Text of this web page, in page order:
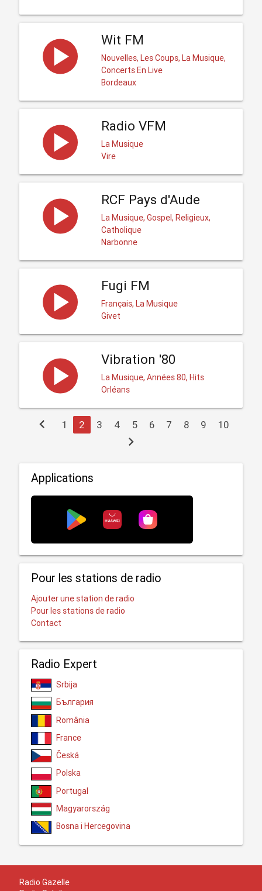
Wit FM
Nouvelles, Les Coups, La Musique,
Concerts En Live
Bordeaux
Radio VFM
La Musique
Vire
RCF Pays d'Aude
La Musique, Gospel, Religieux,
Catholique
Narbonne
Fugi FM
Français, La Musique
Givet
Vibration '80
La Musique, Années 80, Hits
Orléans
chevron_left 1 2 3 4 5 6 7 8 9 10
chevron_right
Applications
Pour les stations de radio
Ajouter une station de radio
Pour les stations de radio
Contact
Radio Expert
Srbija
България
România
France
Česká
Polska
Portugal
Magyarország
Bosna i Hercegovina
Radio Gazelle